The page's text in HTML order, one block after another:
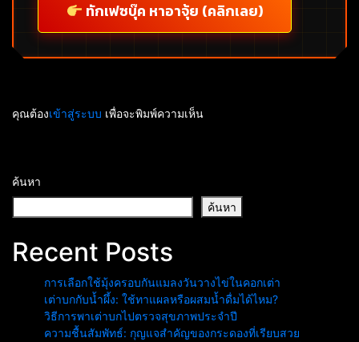
ทักเฟซบุ๊ค หาอาจุ้ย (คลิกเลย)
คุณต้องเข้าสู่ระบบ เพื่อจะพิมพ์ความเห็น
ค้นหา
ค้นหา
Recent Posts
การเลือกใช้มุ้งครอบกันแมลงวันวางไข่ในคอกเต่า
เต่าบกกับน้ำผึ้ง: ใช้ทาแผลหรือผสมน้ำดื่มได้ไหม?
วิธีการพาเต่าบกไปตรวจสุขภาพประจำปี
ความชื้นสัมพัทธ์: กุญแจสำคัญของกระดองที่เรียบสวย